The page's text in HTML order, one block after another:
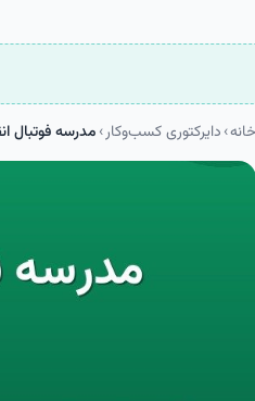
خانه›دایرکتوری کسب‌وکار›مدرسه فوتبال